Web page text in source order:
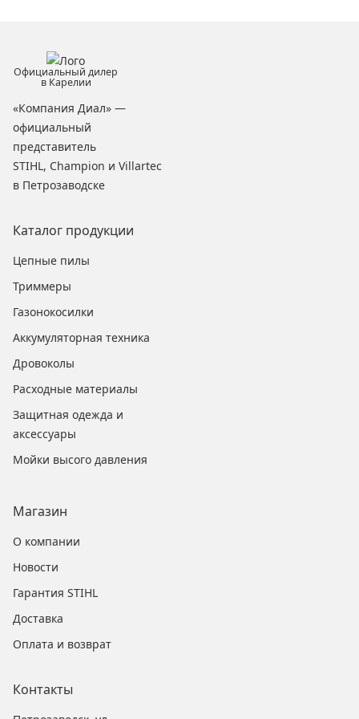
Официальный дилер
в Карелии
«Компания Диал» —
официальный
представитель
STIHL, Champion и Villartec
в Петрозаводске
Каталог продукции
Цепные пилы
Триммеры
Газонокосилки
Аккумуляторная техника
Дровоколы
Расходные материалы
Защитная одежда и
аксессуары
Мойки высого давления
Магазин
О компании
Новости
Гарантия STIHL
Доставка
Оплата и возврат
Контакты